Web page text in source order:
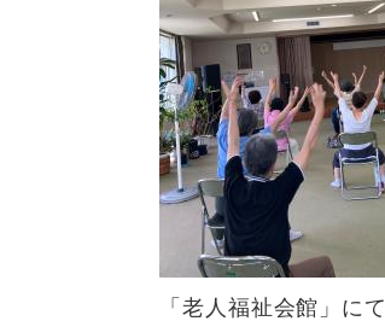
「老人福祉会館」にて